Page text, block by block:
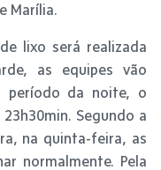
Marília.
lixo será realizada
as equipes vão
período da noite, o
Segundo a
na quinta-feira, as
normalmente. Pela